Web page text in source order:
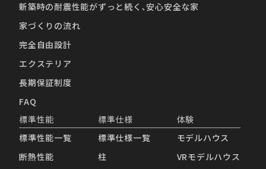
新築時の耐震性能がずっと続く､安心安全な家
家づくりの流れ
完全自由設計
エクステリア
長期保証制度
FAQ
標準性能
標準性能一覧
断熱性能
標準仕様
標準仕様一覧
柱
体験
モデルハウス
VRモデルハウス